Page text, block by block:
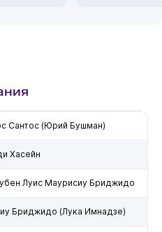
Сантос (Юрий Бушман)
Хасейн
Луис Маурисиу Бриджидо
Бриджидо (Лука Имнадзе)